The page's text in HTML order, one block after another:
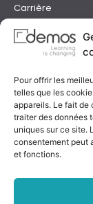
Pour offrir les
telles que les
appareils. Le fait de
traiter des données
uniques sur ce site.
consentement peut
et fonctions.
Carrière
Presse
Catalogues
Aide
Nous contacter
Nous trouver
Préparer sa
Sessions
Qualité &